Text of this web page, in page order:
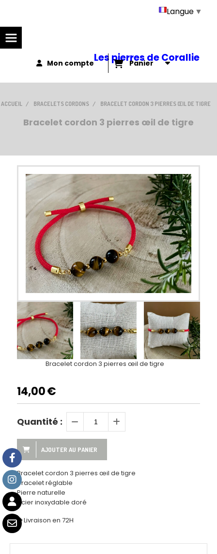
Les pierres de Corallie
Mon compte Panier
ACCUEIL BRACELETS CORDONS BRACELET CORDON 3 PIERRES ŒIL DE TIGRE
Bracelet cordon 3 pierres œil de tigre
Bracelet cordon 3 pierres œil de tigre
14,00€
Quantité :
AJOUTER AU PANIER
Bracelet cordon 3 pierres œil de tigre
bracelet réglable
Pierre naturelle
Acier inoxydable doré
Livraison en 72H
Langue ▼